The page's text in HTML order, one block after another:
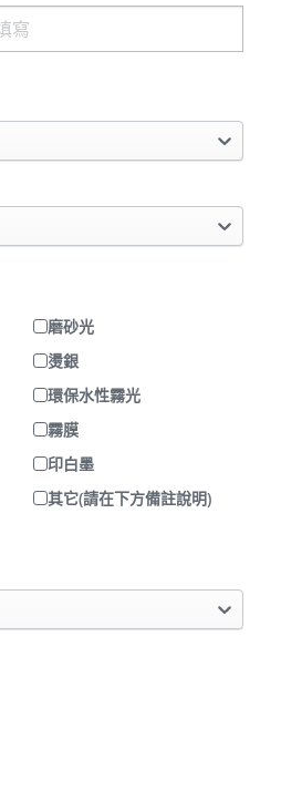
磨砂光
燙銀
環保水性霧光
霧膜
印白墨
其它(請在下方備註說明)